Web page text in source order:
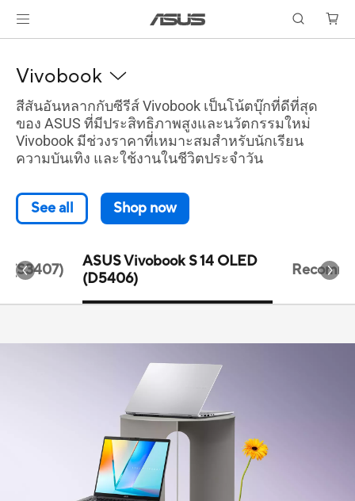
Vivobook
สีสันอันหลากกับซีรีส์ Vivobook เป็นโน้ตบุ๊กที่ดีที่สุด
ของ ASUS ที่มีประสิทธิภาพสูงและนวัตกรรมใหม่
Vivobook มีช่วงราคาที่เหมาะสมสำหรับนักเรียน
ความบันเทิง และใช้งานในชีวิตประจำวัน
See all Shop now
(S3407)
ASUS Vivobook S 14 OLED
(D5406)